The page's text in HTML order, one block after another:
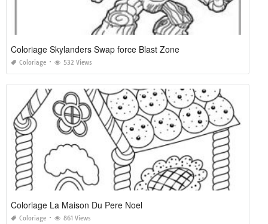
Coloriage Skylanders Swap force Blast Zone
Coloriage 532 Views
Coloriage La Maison Du Pere Noel
Coloriage 861 Views